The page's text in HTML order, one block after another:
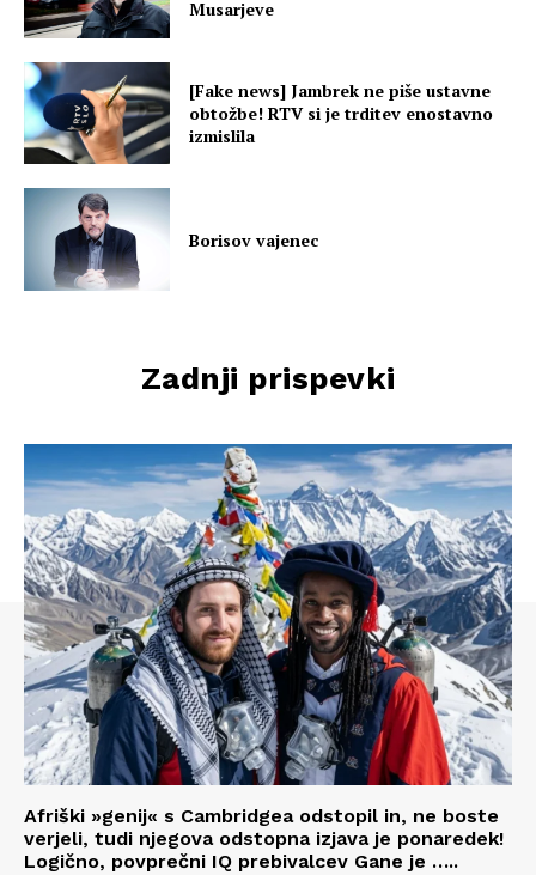
Musarjeve
[Fake news] Jambrek ne piše ustavne
obtožbe! RTV si je trditev enostavno
izmislila
Borisov vajenec
Zadnji prispevki
Afriški »genij« s Cambridgea odstopil in, ne boste
verjeli, tudi njegova odstopna izjava je ponaredek!
Logično, povprečni IQ prebivalcev Gane je …..